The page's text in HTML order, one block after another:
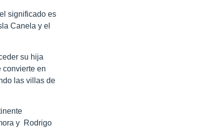
significado es
Canela y el
su hija
convierte en
las villas de
y Rodrigo